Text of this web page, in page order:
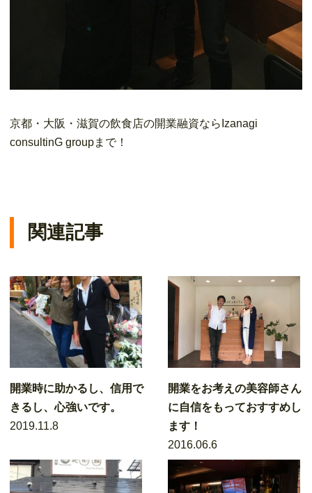
京都・大阪・滋賀の飲食店の開業融資ならIzanagi
consultinG groupまで！
関連記事
開業時に助かるし、信用で
きるし、心強いです。
2019.11.8
開業をお考えの美容師さん
に自信をもっておすすめし
ます！
2016.06.6